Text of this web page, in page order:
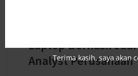
Laptop Berhasil
Analyst Perusahaan
Terima kasih, saya akan